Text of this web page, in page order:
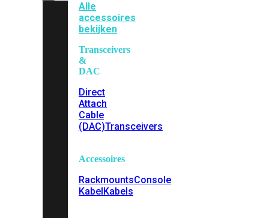
Alle
accessoires
bekijken
Transceivers
&
DAC
Direct
Attach
Cable
(DAC)Transceivers
Accessoires
RackmountsConsole
KabelKabels